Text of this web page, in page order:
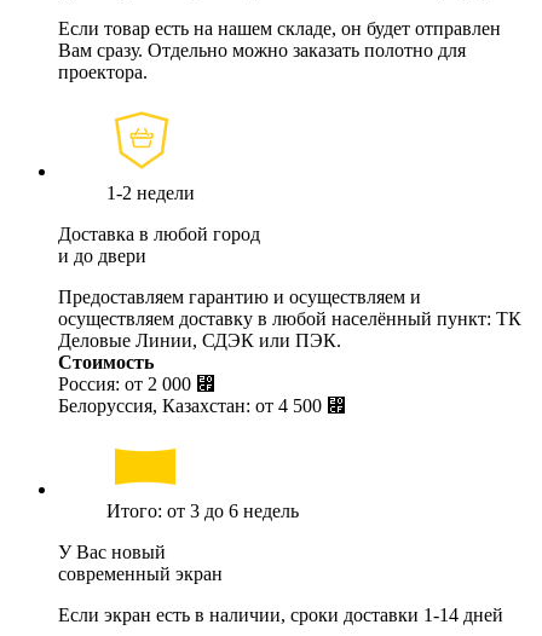
Если товар есть на нашем складе, он будет отправлен
Вам сразу. Отдельно можно заказать полотно для
проектора.
1-2 недели
Доставка в любой город
и до двери
Предоставляем гарантию и осуществляем и
осуществляем доставку в любой населённый пункт: ТК
Деловые Линии, СДЭК или ПЭК.
Стоимость
Россия: от 2 000 ⃏
Белоруссия, Казахстан: от 4 500 ⃏
Итого: от 3 до 6 недель
У Вас новый
современный экран
Если экран есть в наличии, сроки доставки 1-14 дней